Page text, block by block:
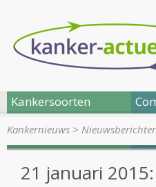
Kankersoorten
Kankernieuws >
21 januari